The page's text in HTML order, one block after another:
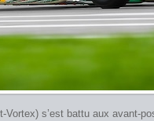
Vortex) s’est battu aux avant-